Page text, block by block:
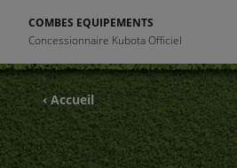
COMBES EQUIPEMENTS
Concessionnaire Kubota Officiel
‹ Accueil